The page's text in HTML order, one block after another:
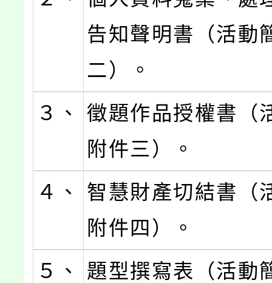
告知聲明書（活動
二）。
３、
徵題作品授權書（
附件三）。
４、
智慧財產切結書（
附件四）。
５、
題型撰寫表（活動